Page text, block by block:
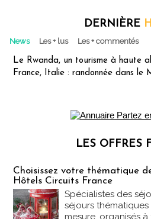
DERNIÈRE
News Les + lus Les + commentés
Le Rwanda, un tourisme à haute
France, Italie : randonnée dans le
LES OFFRES
Choisissez votre thématique
Hôtels Circuits France
Spécialistes des
séjours
mesure, organisés à